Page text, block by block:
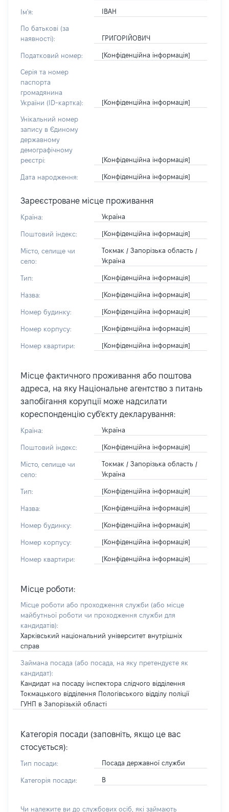
Ім'я: ІВАН
По батькові (за
наявності):
ГРИГОРІЙОВИЧ
Податковий номер: [Конфіденційна інформація]
Серія та номер
паспорта
громадянина
України (ID-картка):
[Конфіденційна інформація]
Унікальний номер
запису в Єдиному
державному
демографічному
реєстрі:
[Конфіденційна інформація]
Дата народження: [Конфіденційна інформація]
Зареєстроване місце проживання
Країна: Україна
Поштовий індекс: [Конфіденційна інформація]
Місто, селище чи
село:
Токмак / Запорізька область /
Україна
Тип: [Конфіденційна інформація]
Назва: [Конфіденційна інформація]
Номер будинку: [Конфіденційна інформація]
Номер корпусу: [Конфіденційна інформація]
Номер квартири: [Конфіденційна інформація]
Місце фактичного проживання або поштова
адреса, на яку Національне агентство з питань
запобігання корупції може надсилати
кореспонденцію суб'єкту декларування:
Країна: Україна
Поштовий індекс: [Конфіденційна інформація]
Місто, селище чи
село:
Токмак / Запорізька область /
Україна
Тип: [Конфіденційна інформація]
Назва: [Конфіденційна інформація]
Номер будинку: [Конфіденційна інформація]
Номер корпусу: [Конфіденційна інформація]
Номер квартири: [Конфіденційна інформація]
Місце роботи:
Місце роботи або проходження служби (або місце
майбутньої роботи чи проходження служби для
кандидатів):
Харківський національний університет внутрішніх
справ
Займана посада (або посада, на яку претендуєте як
кандидат):
Кандидат на посаду інспектора слідчого відділення
Токмацького відділення Пологівського відділу поліції
ГУНП в Запорізькій області
Категорія посади (заповніть, якщо це вас
стосується):
Тип посади: Посада державної служби
Категорія посади: В
Чи належите ви до службових осіб, які займають